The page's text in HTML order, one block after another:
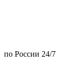
по России 24/7